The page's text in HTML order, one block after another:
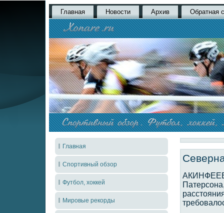
Главная Новости Архив Обратная
Главная
Спортивный обзор
Футбол, хоккей
Мировые рекорды
АКИНФЕЕВ